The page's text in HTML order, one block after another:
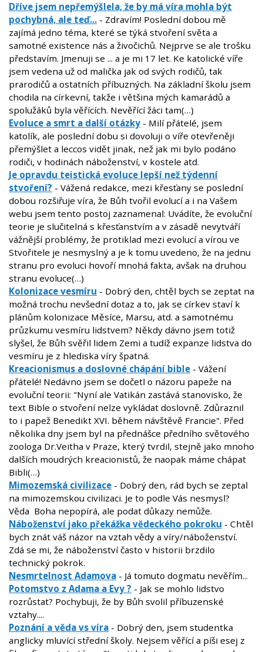
Dříve jsem nepřemýšlela, že by má víra mohla být
pochybná, ale teď... - Zdravím! Poslední dobou mě
zajímá jedno téma, které se týká stvoření světa a
samotné existence nás a živočichů. Nejprve se ale trošku
představím. Jmenuji se ... a je mi 17 let. Ke katolické víře
jsem vedena už od malička jak od svých rodičů, tak
prarodičů a ostatních příbuzných. Na základní školu jsem
chodila na církevní, takže i většina mých kamarádů a
spolužáků byla věřících. Nevěřící žáci tam(…)
Evoluce a smrt a další otázky - Milí přátelé, jsem
katolík, ale poslední dobu si dovoluji o víře otevřeněji
přemýšlet a leccos vidět jinak, než jak mi bylo podáno
rodiči, v hodinách náboženství, v kostele atd.
Je opravdu teistická evoluce lepší než týdenní
stvoření? - Vážená redakce, mezi křesťany se poslední
dobou rozšiřuje víra, že Bůh tvořil evolucí a i na Vašem
webu jsem tento postoj zaznamenal: Uvádíte, že evoluční
teorie je slučitelná s křesťanstvím a v zásadě nevytváří
vážnější problémy, že protiklad mezi evolucí a vírou ve
Stvořitele je nesmyslný a je k tomu uvedeno, že na jednu
stranu pro evoluci hovoří mnohá fakta, avšak na druhou
stranu evoluce(…)
Kolonizace vesmíru - Dobrý den, chtěl bych se zeptat na
možná trochu nevšední dotaz a to, jak se církev staví k
plánům kolonizace Měsíce, Marsu, atd. a samotnému
průzkumu vesmíru lidstvem? Někdy dávno jsem totiž
slyšel, že Bůh svěřil lidem Zemi a tudíž expanze lidstva do
vesmíru je z hlediska víry špatná.
Kreacionismus a doslovné chápání bible - Vážení
přátelé! Nedávno jsem se dočetl o názoru papeže na
evoluční teorii: "Nyní ale Vatikán zastává stanovisko, že
text Bible o stvoření nelze vykládat doslovně. Zdůraznil
to i papež Benedikt XVI. během návštěvě Francie". Před
několika dny jsem byl na přednášce předního světového
zoologa Dr.Veitha v Praze, který tvrdil, stejně jako mnoho
dalších moudrých kreacionistů, že naopak máme chápat
Bibli(…)
Mimozemská civilizace - Dobrý den, rád bych se zeptal
na mimozemskou civilizaci. Je to podle Vás nesmysl?
Věda Boha nepopírá, ale podat důkazy nemůže.
Náboženství jako překážka vědeckého pokroku - Chtěl
bych znát váš názor na vztah vědy a víry/náboženství.
Zdá se mi, že náboženství často v historii brzdilo
technický pokrok.
Nesmrtelnost Adamova - Já tomuto dogmatu nevěřím...
Potomstvo z Adama a Evy ? - Jak se mohlo lidstvo
rozrůstat? Pochybuji, že by Bůh svolil příbuzenské
vztahy....
Poznání a věda vs víra - Dobrý den, jsem studentka
anglicky mluvící střední školy. Nejsem věřící a píši esej z